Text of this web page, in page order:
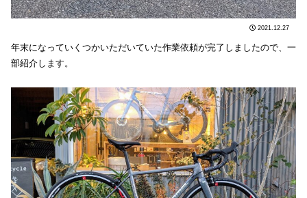
2021.12.27
年末になっていくつかいただいていた作業依頼が完了しましたので、一
部紹介します。